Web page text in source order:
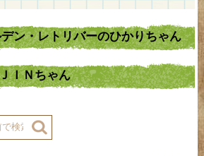
ン・レトリバーのひかりちゃん
ＩＮちゃん